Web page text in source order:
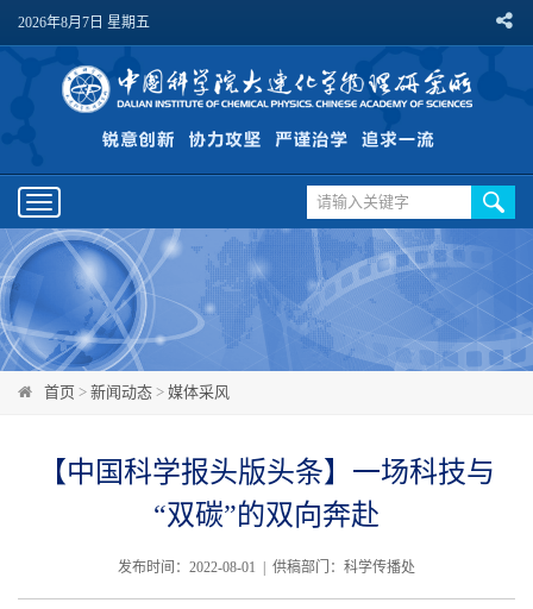
2026年8月7日 星期五
Toggle
navigation
首页 > 新闻动态 > 媒体采风
【中国科学报头版头条】一场科技与
“双碳”的双向奔赴
发布时间：2022-08-01 | 供稿部门：科学传播处